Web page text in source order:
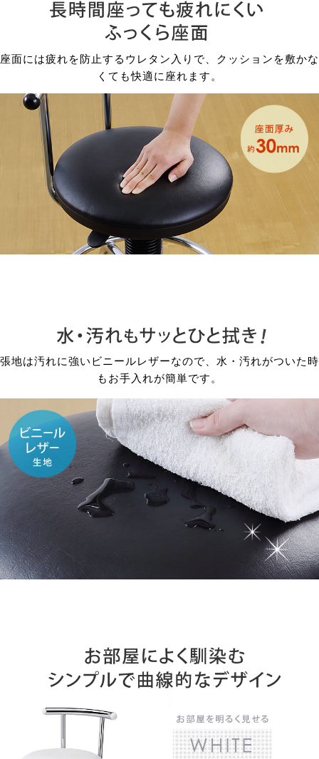
座面には疲れを防止するウレタン入りで、クッションを敷かな
くても快適に座れます。
張地は汚れに強いビニールレザーなので、水・汚れがついた時
もお手入れが簡単です。